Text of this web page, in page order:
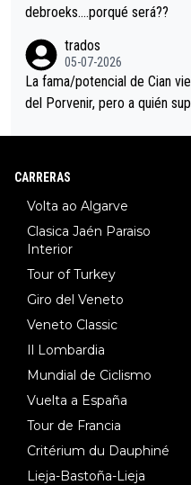
debroeks….porqué será??
trados
05-07-2026
La fama/potencial de Cian
del Porvenir, pero a quién
CARRERAS
Volta ao Algarve
Clasica Jaén Paraiso
Interior
Tour of Turkey
Giro del Veneto
Veneto Classic
Il Lombardia
Mundial de Ciclismo
Vuelta a España
Tour de Francia
Critérium du Dauphiné
Lieja-Bastoña-Lieja